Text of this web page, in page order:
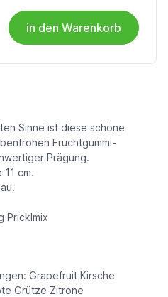
in den Warenkorb
Sinne ist diese schöne
Fruchtgummi-
Prägung.
11 cm.
Pricklmix
Grapefruit Kirsche
Grütze Zitrone